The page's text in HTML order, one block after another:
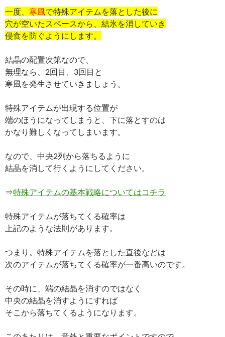
一度、 寒風で特殊アイテムを落とした後に
穴が空いたスペースから、結氷を消していき
侵食を防ぐようにします。
結晶の配置次第なので、
無理なら、2回目、3回目と
寒風を発生させていきましょう。
特殊アイテムが出現する位置が
端のほうになってしまうと、下に落とすのは
かなり難しくなってしまいます。
なので、中央2列から落ちるように
結晶を消して行くようにしてください。
⇒特殊アイテムの基本戦略についてはコチラ
特殊アイテムが落ちてくる確率は
上記のような法則があります。
つまり。特殊アイテムを落とした直後などは
次のアイテムが落ちてくる確率が一番高いのです。
その時に、端の結晶を消すのではなく
中央の結晶を消すようにすれば
そこから落ちてくるようになります。